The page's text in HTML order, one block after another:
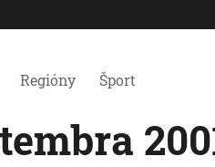
Regióny Šport